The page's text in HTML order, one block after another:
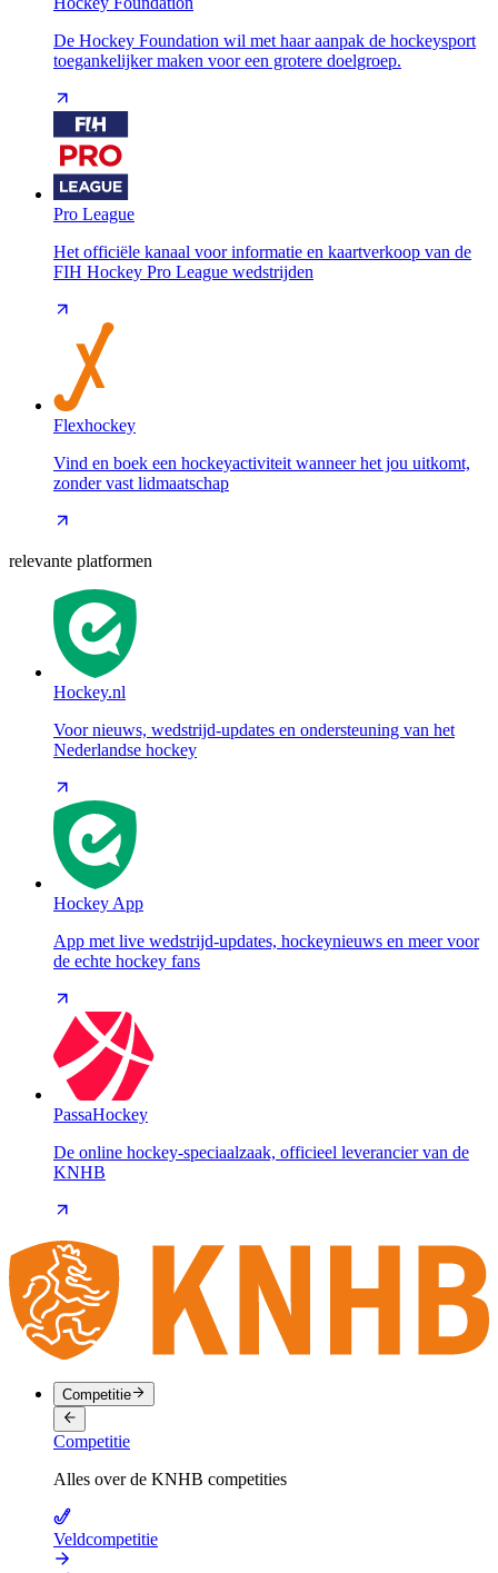
De Hockey Foundation wil met haar aanpak de hockeysport
toegankelijker maken voor een grotere doelgroep.
Pro League
Het officiële kanaal voor informatie en kaartverkoop van de
FIH Hockey Pro League wedstrijden
Flexhockey
Vind en boek een hockeyactiviteit wanneer het jou uitkomt,
zonder vast lidmaatschap
relevante platformen
Hockey.nl
Voor nieuws, wedstrijd-updates en ondersteuning van het
Nederlandse hockey
Hockey App
App met live wedstrijd-updates, hockeynieuws en meer voor
de echte hockey fans
PassaHockey
De online hockey-speciaalzaak, officieel leverancier van de
KNHB
Competitie
Competitie
Alles over de KNHB competities
Veldcompetitie